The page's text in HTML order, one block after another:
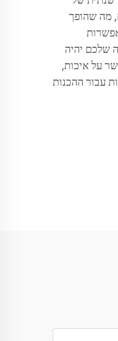
מה שהופך
שלכם יהיה
על איכות,
עבור ההכנות